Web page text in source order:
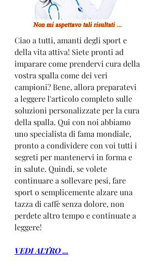
Ciao a tutti, amanti degli sport e
della vita attiva! Siete pronti ad
imparare come prendervi cura della
vostra spalla come dei veri
campioni? Bene, allora preparatevi
a leggere l'articolo completo sulle
soluzioni personalizzate per la cura
della spalla. Qui con noi abbiamo
uno specialista di fama mondiale,
pronto a condividere con voi tutti i
segreti per mantenervi in forma e
in salute. Quindi, se volete
continuare a sollevare pesi, fare
sport o semplicemente alzare una
tazza di caffè senza dolore, non
perdete altro tempo e continuate a
leggere!
VEDI ALTRO ...